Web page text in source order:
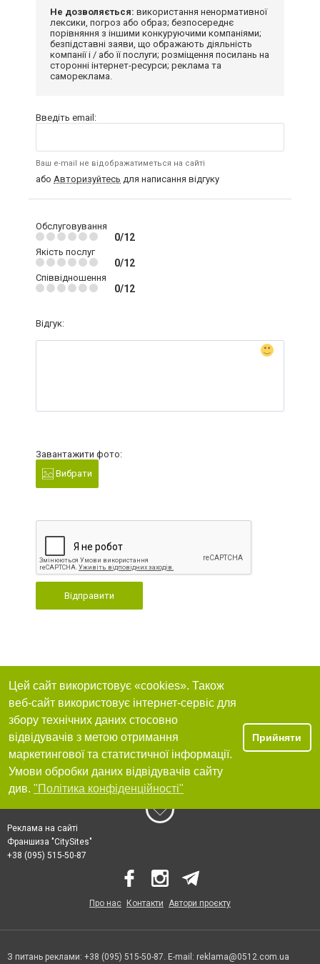
Не дозволяється: використання ненормативної
лексики, погроз або образ; безпосереднє
порівняння з іншими конкуруючими компаніями;
безпідставні заяви, що ображають діяльність
компанії і / або її послуги; розміщення посилань на
сторонні інтернет-ресурси; реклама та
самореклама.
Введіть email:
Ваш e-mail не відображатиметься на сайті
або Авторизуйтесь для написання відгуку
Обслуговування
0/12
Якість послуг
0/12
Співвідношення
0/12
Відгук:
Завантажити фото:
Вибрати
Відправити
Цей сайт використовує «cookies». Також
веб-сайт використовує інтернет-сервіс для
збору технічних даних стосовно
відвідувачів з метою отримання
маркетингової та статистичної інформації.
Умови обробки даних відвідувачів сайту
див. "Політика конфіденційності"
Прийняти
Реклама на сайті
Франшиза "CitySites"
+38 (095) 515-50-87
Про нас Контакти Автори проєкту
З питань реклами: +38 (095) 515-50-87. E-mail: reklama@0512.com.ua